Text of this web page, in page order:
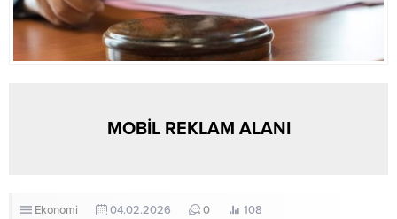
MOBİL REKLAM ALANI
Ekonomi 04.02.2026 0 108